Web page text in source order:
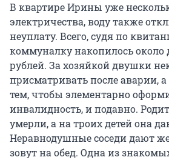
В квартире Ирины уже
электричества, воду также
неуплату. Всего, судя по
коммуналку накопилось
рублей. За хозяйкой двушки
присматривать после аварии,
тем, чтобы элементарно
инвалидность, и подавно.
умерли, а на троих детей она
Неравнодушные соседи дают
зовут на обед. Одна из